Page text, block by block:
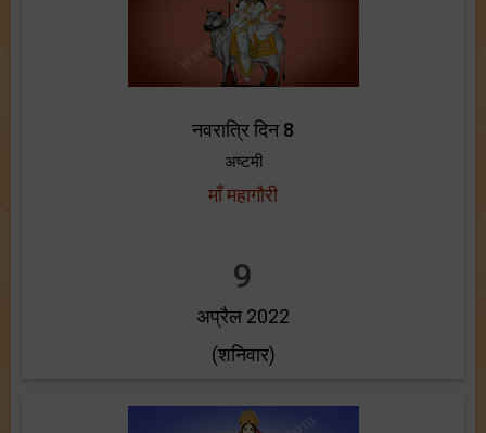
नवरात्रि दिन 8
अष्टमी
माँ महागौरी
9
अप्रैल 2022
(शनिवार)